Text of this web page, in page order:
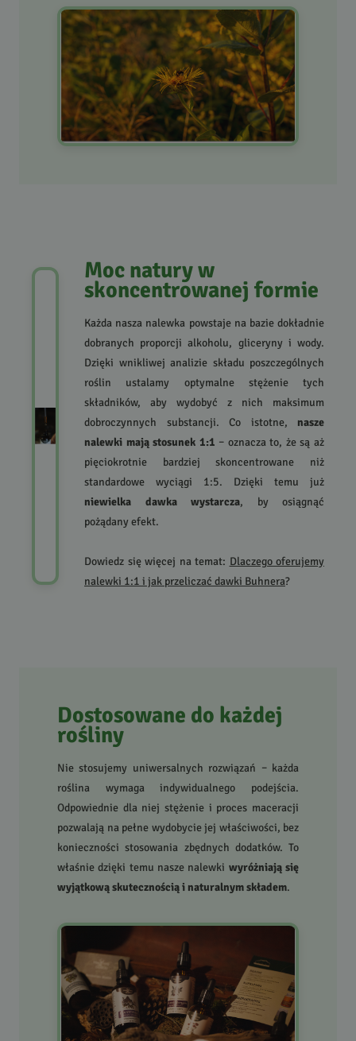
Moc natury w
skoncentrowanej formie
Każda nasza nalewka powstaje na bazie dokładnie
dobranych proporcji alkoholu, gliceryny i wody.
Dzięki wnikliwej analizie składu poszczególnych
roślin ustalamy optymalne stężenie tych
składników, aby wydobyć z nich maksimum
dobroczynnych substancji. Co istotne, nasze
nalewki mają stosunek 1:1 – oznacza to, że są aż
pięciokrotnie bardziej skoncentrowane niż
standardowe wyciągi 1:5. Dzięki temu już
niewielka dawka wystarcza, by osiągnąć
pożądany efekt.
Dowiedz się więcej na temat: Dlaczego oferujemy
nalewki 1:1 i jak przeliczać dawki Buhnera?
Dostosowane do każdej
rośliny
Nie stosujemy uniwersalnych rozwiązań – każda
roślina wymaga indywidualnego podejścia.
Odpowiednie dla niej stężenie i proces maceracji
pozwalają na pełne wydobycie jej właściwości, bez
konieczności stosowania zbędnych dodatków. To
właśnie dzięki temu nasze nalewki wyróżniają się
wyjątkową skutecznością i naturalnym składem.